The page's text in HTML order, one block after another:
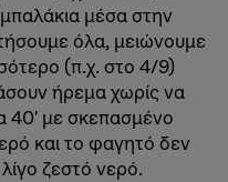
μέσα στην
όλα, μειώνουμε
(π.χ. στο 4/9)
ήρεμα χωρίς να
40' με σκεπασμένο
και το φαγητό δεν
ζεστό νερό.